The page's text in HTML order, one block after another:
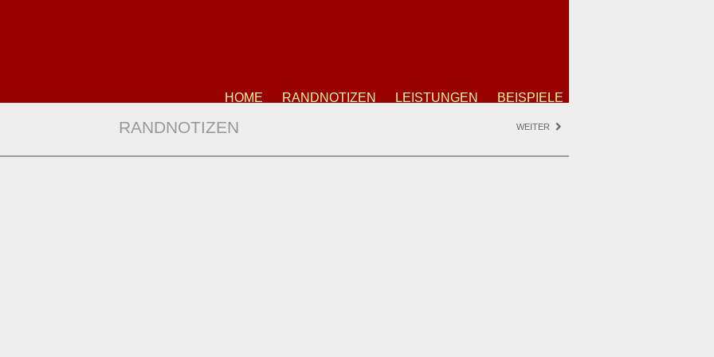
HOME RANDNOTIZEN LEISTUNGEN BEISPIELE
RANDNOTIZEN WEITER